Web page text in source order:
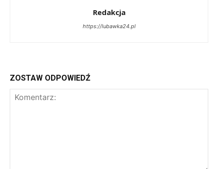
Redakcja
https://lubawka24.pl
ZOSTAW ODPOWIEDŹ